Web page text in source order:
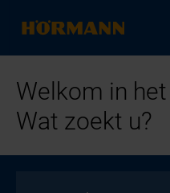
Welkom in
Wat zoekt u?